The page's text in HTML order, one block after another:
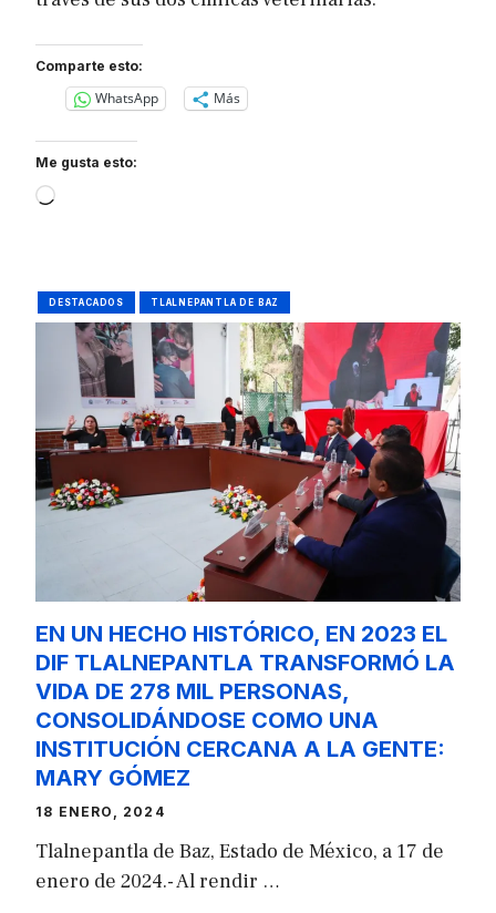
Comparte esto:
WhatsApp Más
Me gusta esto:
Loading…
DESTACADOS TLALNEPANTLA DE BAZ
EN UN HECHO HISTÓRICO, EN 2023 EL
DIF TLALNEPANTLA TRANSFORMÓ LA
VIDA DE 278 MIL PERSONAS,
CONSOLIDÁNDOSE COMO UNA
INSTITUCIÓN CERCANA A LA GENTE:
MARY GÓMEZ
18 ENERO, 2024
Tlalnepantla de Baz, Estado de México, a 17 de
enero de 2024.- Al rendir …